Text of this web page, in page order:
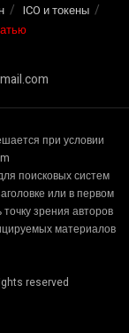
ICO и токены
при условии
поисковых систем
или в первом
зрения авторов
материалов
reserved